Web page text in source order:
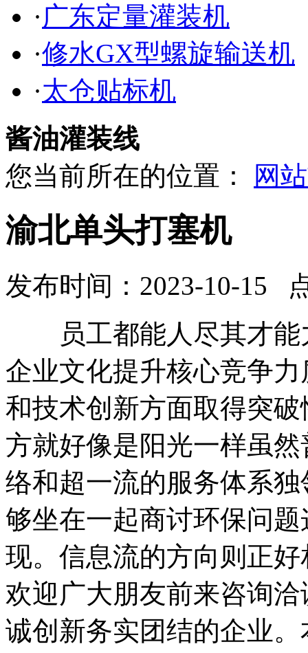
·广东定量灌装机
·修水GX型螺旋输送机
·太仓贴标机
酱油灌装线
您当前所在的位置：
网
渝北单头打塞机
发布时间：2023-10-15
员工都能人尽其才能
企业文化提升核心竞争
和技术创新方面取得突
方就好像是阳光一样虽
络和超一流的服务体系
够坐在一起商讨环保问
现。信息流的方向则正
欢迎广大朋友前来咨询
诚创新务实团结的企业